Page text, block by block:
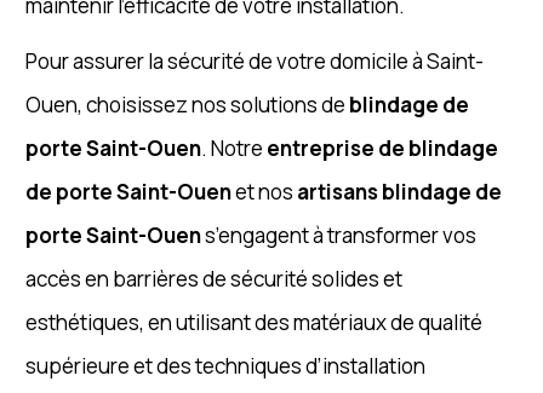
Pour assurer la sécurité de votre domicile à Saint-
Ouen, choisissez nos solutions de blindage de
porte Saint-Ouen. Notre entreprise de blindage
de porte Saint-Ouenet nos artisans blindage de
porte Saint-Ouens’engagent à transformer vos
accès en barrières de sécurité solides et
esthétiques, en utilisant des matériaux de qualité
supérieure et des techniques d’installation